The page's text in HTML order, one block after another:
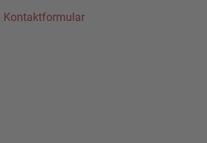
Kontaktformular